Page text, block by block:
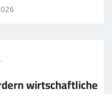
wirtschaftliche